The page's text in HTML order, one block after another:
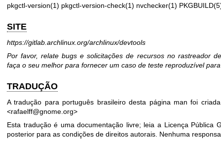
pkgctl-version(1) pkgctl-version-check(1) nvchecker(1)
SITE
https://gitlab.archlinux.org/archlinux/devtools
Por favor, relate bugs e solicitações de recursos no rastreador
faça o seu melhor para fornecer um caso de teste reproduzível
TRADUÇÃO
A tradução para português brasileiro desta página man foi
<rafaelff@gnome.org>
Esta tradução é uma documentação livre; leia a Licença Pública
posterior para as condições de direitos autorais. Nenhuma